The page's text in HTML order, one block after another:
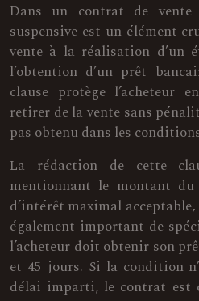
Dans un contrat de vente
suspensive est un élément
vente à la réalisation d’un
l’obtention d’un prêt
clause protège l’acheteur
retirer de la vente sans
pas obtenu dans les
La rédaction de cette
mentionnant le montant
d’intérêt maximal
également important de
l’acheteur doit obtenir son
et 45 jours. Si la condition
délai imparti, le contrat est